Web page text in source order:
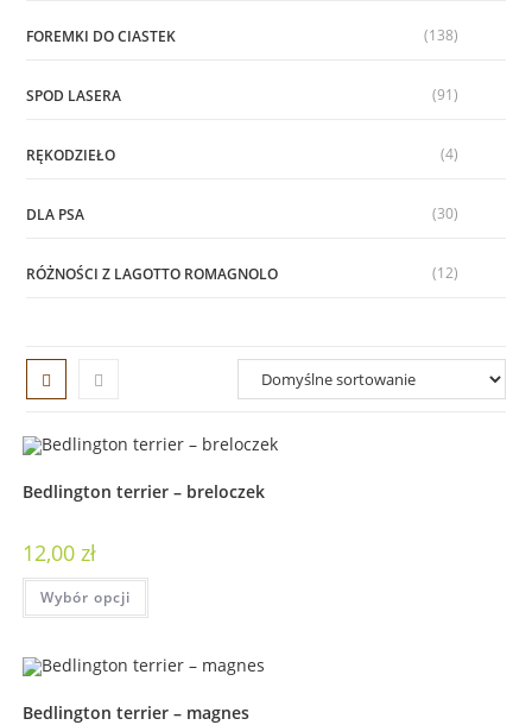
Bedlington terrier – breloczek
12,00 zł
Wybór opcji
Bedlington terrier – magnes
FOREMKI DO CIASTEK (138)
SPOD LASERA (91)
RĘKODZIEŁO (4)
DLA PSA (30)
RÓŻNOŚCI Z LAGOTTO ROMAGNOLO (12)